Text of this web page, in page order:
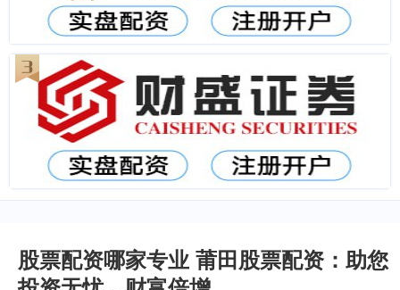
股票配资哪家专业 莆田股票配资：助您